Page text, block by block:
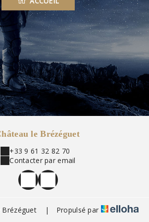
le Brézéguet
+33 9 61 32 82 70
Contacter par email
| Propulsé par